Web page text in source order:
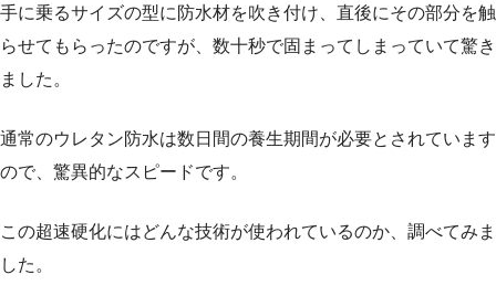
手に乗るサイズの型に防水材を吹き付け、直後にその部分を触
らせてもらったのですが、数十秒で固まってしまっていて驚き
ました。
通常のウレタン防水は数日間の養生期間が必要とされています
ので、驚異的なスピードです。
この超速硬化にはどんな技術が使われているのか、調べてみま
した。